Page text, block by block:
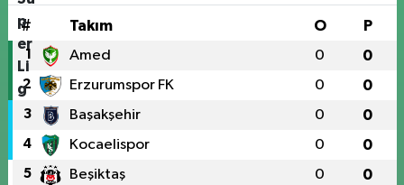
# Takım O P
1 Amed 0 0
2 Erzurumspor FK 0 0
3 Başakşehir 0 0
4 Kocaelispor 0 0
5 Beşiktaş 0 0